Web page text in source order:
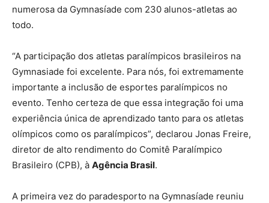
numerosa da Gymnasíade com 230 alunos-atletas ao
todo.
“A participação dos atletas paralímpicos brasileiros na
Gymnasiade foi excelente. Para nós, foi extremamente
importante a inclusão de esportes paralímpicos no
evento. Tenho certeza de que essa integração foi uma
experiência única de aprendizado tanto para os atletas
olímpicos como os paralímpicos”, declarou Jonas Freire,
diretor de alto rendimento do Comitê Paralímpico
Brasileiro (CPB), à Agência Brasil.
A primeira vez do paradesporto na Gymnasíade reuniu